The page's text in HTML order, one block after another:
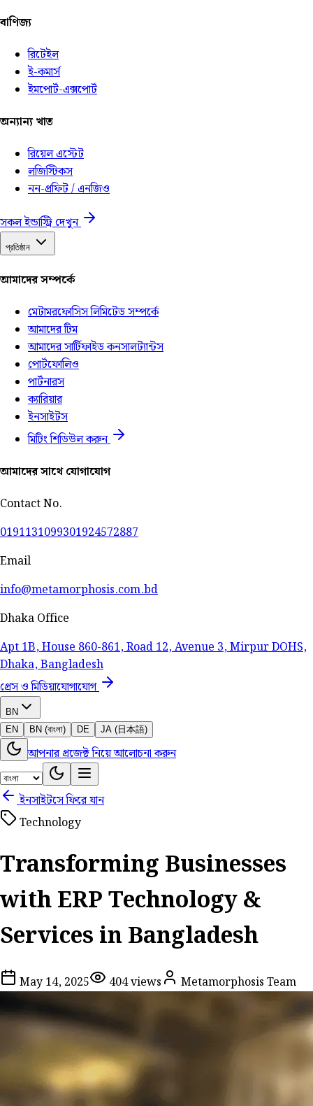
বাণিজ্য
রিটেইল
ই-কমার্স
ইমপোর্ট-এক্সপোর্ট
অন্যান্য খাত
রিয়েল এস্টেট
লজিস্টিকস
নন-প্রফিট / এনজিও
সকল ইন্ডাস্ট্রি দেখুন
প্রতিষ্ঠান
আমাদের সম্পর্কে
মেটামরফোসিস লিমিটেড সম্পর্কে
আমাদের টিম
আমাদের সার্টিফাইড কনসালট্যান্টস
পোর্টফোলিও
পার্টনারস
ক্যারিয়ার
ইনসাইটস
মিটিং শিডিউল করুন
আমাদের সাথে যোগাযোগ
Contact No.
0191131099301924572887
Email
info@metamorphosis.com.bd
Dhaka Office
Apt 1B, House 860-861, Road 12, Avenue 3, Mirpur DOHS,
Dhaka, Bangladesh
প্রেস ও মিডিয়াযোগাযোগ
BN
EN
BN (বাংলা) DE JA (日本語)
আপনার প্রজেক্ট নিয়ে আলোচনা করুন
ইনসাইটসে ফিরে যান
Technology
Transforming Businesses
with ERP Technology &
Services in Bangladesh
May 14, 2025 404views Metamorphosis Team